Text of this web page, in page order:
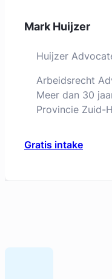
Mark Huijzer
Huijzer
Arbeidsrecht
Meer dan 30
Provincie Zuid-
Gratis intake